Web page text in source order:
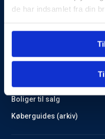
de har indsamlet fra din
Boliger til salg
Køberguides (arkiv)